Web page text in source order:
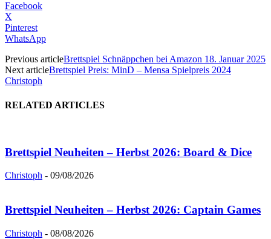
Facebook
X
Pinterest
WhatsApp
Previous articleBrettspiel Schnäppchen bei Amazon 18. Januar 2025
Next articleBrettspiel Preis: MinD – Mensa Spielpreis 2024
Christoph
RELATED ARTICLES
Brettspiel Neuheiten – Herbst 2026: Board & Dice
Christoph - 09/08/2026
Brettspiel Neuheiten – Herbst 2026: Captain Games
Christoph - 08/08/2026